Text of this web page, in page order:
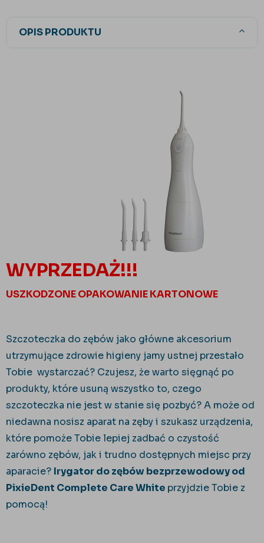
OPIS PRODUKTU
WYPRZEDAŻ!!!
USZKODZONE OPAKOWANIE KARTONOWE
Szczoteczka do zębów jako główne akcesorium
utrzymujące zdrowie higieny jamy ustnej przestało
Tobie wystarczać? Czujesz, że warto sięgnąć po
produkty, które usuną wszystko to, czego
szczoteczka nie jest w stanie się pozbyć? A może od
niedawna nosisz aparat na zęby i szukasz urządzenia,
które pomoże Tobie lepiej zadbać o czystość
zarówno zębów, jak i trudno dostępnych miejsc przy
aparacie? Irygator do zębów bezprzewodowy od
PixieDent Complete Care White przyjdzie Tobie z
pomocą!